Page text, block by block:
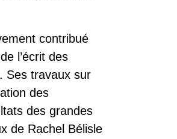
contribué
l’écrit des
Ses travaux sur
des
des grandes
de Rachel Bélisle